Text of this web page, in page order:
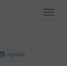
Toggle
Agenda